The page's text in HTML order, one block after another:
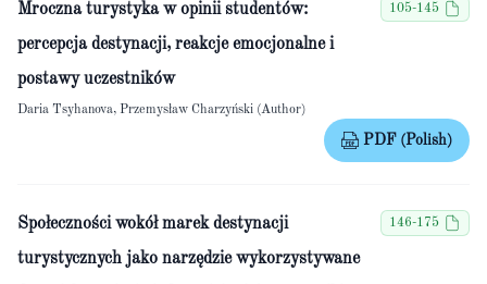
Mroczna turystyka w opinii studentów:
percepcja destynacji, reakcje emocjonalne i
postawy uczestników
105-145
Daria Tsyhanova, Przemysław Charzyński (Author)
PDF (Polish)
Społeczności wokół marek destynacji
turystycznych jako narzędzie wykorzystywane
146-175